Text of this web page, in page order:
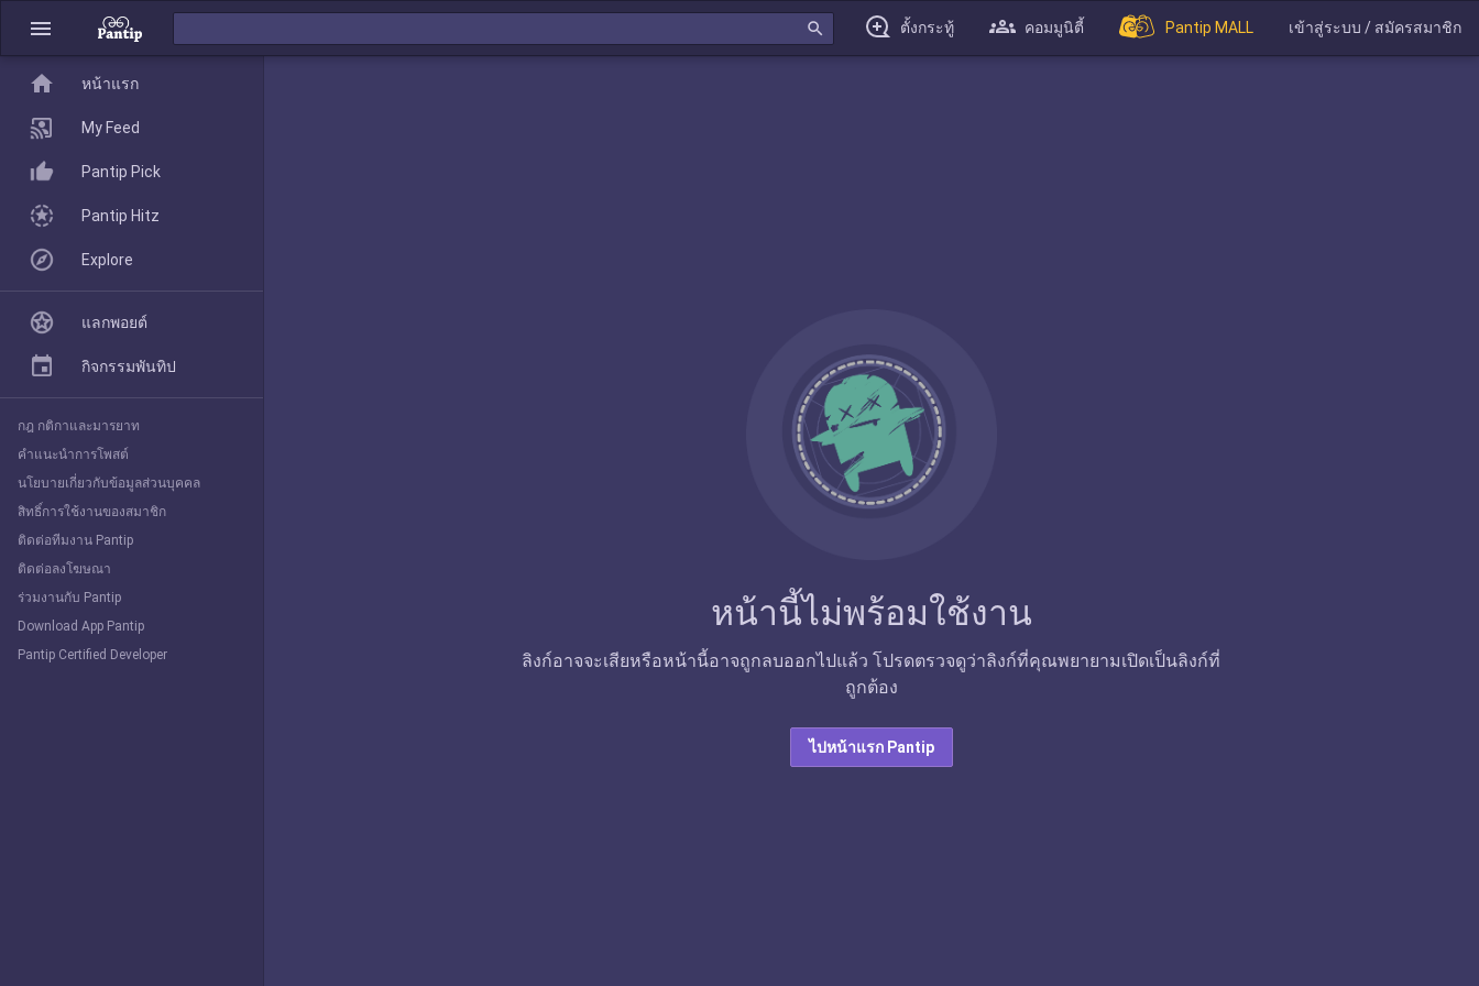
menu search ตั้งกระทู้ คอมมูนิตี้ Pantip MALL เข้าสู่ระบบ / สมัครสมาชิก
หน้านี้ไม่พร้อมใช้งาน
ลิงก์อาจจะเสียหรือหน้านี้อาจถูกลบออกไปแล้ว โปรดตรวจดูว่าลิงก์ที่คุณพยายามเปิดเป็นลิงก์ที่
ถูกต้อง
ไปหน้าแรก Pantip
home
Pantip Pick
Explore
home หน้าแรก
My Feed
Pantip Pick
Pantip Hitz
Explore
แลกพอยต์
กิจกรรมพันทิป
กฎ กติกาและมารยาท
คำแนะนำการโพสต์
นโยบายเกี่ยวกับข้อมูลส่วนบุคคล
สิทธิ์การใช้งานของสมาชิก
ติดต่อทีมงาน Pantip
ติดต่อลงโฆษณา
ร่วมงานกับ Pantip
Download App Pantip
Pantip Certified Developer